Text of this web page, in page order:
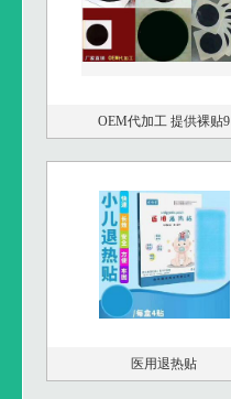
OEM代加工 提供裸贴9
医用退热贴